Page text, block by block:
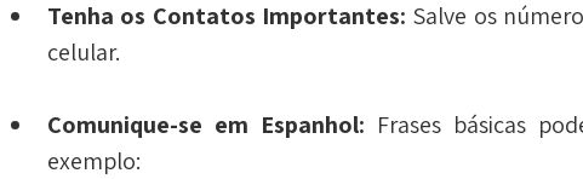
Tenha os Contatos Importantes: Salve os
celular.
Comunique-se em Espanhol: Frases básicas
exemplo: